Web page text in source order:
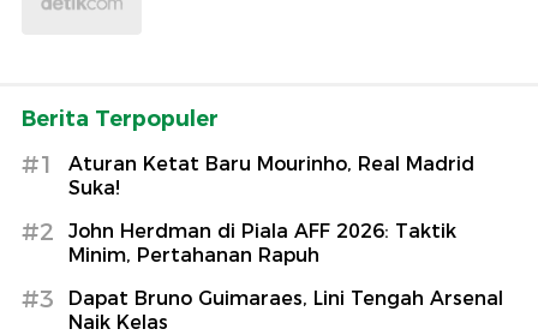
Berita Terpopuler
#1
Aturan Ketat Baru Mourinho, Real Madrid
Suka!
#2
John Herdman di Piala AFF 2026: Taktik
Minim, Pertahanan Rapuh
#3
Dapat Bruno Guimaraes, Lini Tengah Arsenal
Naik Kelas